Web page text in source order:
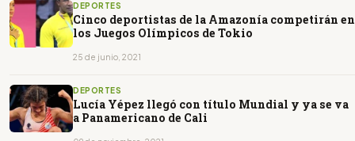
DEPORTES
Cinco deportistas de la Amazonía competirán en
los Juegos Olímpicos de Tokio
25 de junio, 2021
DEPORTES
Lucía Yépez llegó con título Mundial y ya se va
a Panamericano de Cali